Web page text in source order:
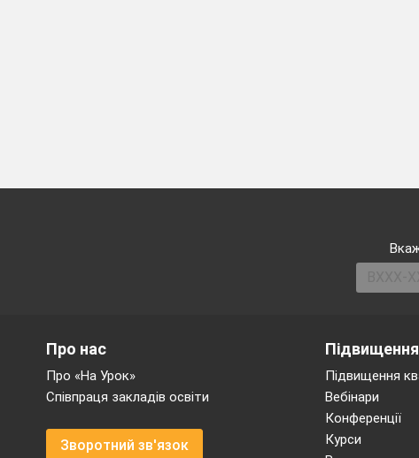
Підвищення
Підвищення
Вебінари
Конференції
Курси
Про нас
Про «На Урок»
Співпраця закладів освіти
Зворотний зв'язок